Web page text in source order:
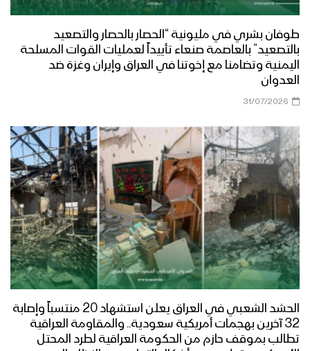
طوفان بشري في مليونية “الحصار بالحصار والتصعيد
بالتصعيد” بالعاصمة صنعاء تأييداً لعمليات القوات المسلحة
اليمنية وتضامنا مع إخوتنا في العراق وإيران وغزة ضد
العدوان
31/07/2026
الحشد الشعبي في العراق يعلن استشهاد 20 منتسباً وإصابة
32 آخرين بهجمات أمريكية سعودية.. والمقاومة العراقية
تطالب بموقف حازم من الحكومة العراقية لطرد المحتل